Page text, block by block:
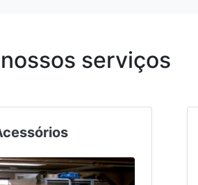
serviços